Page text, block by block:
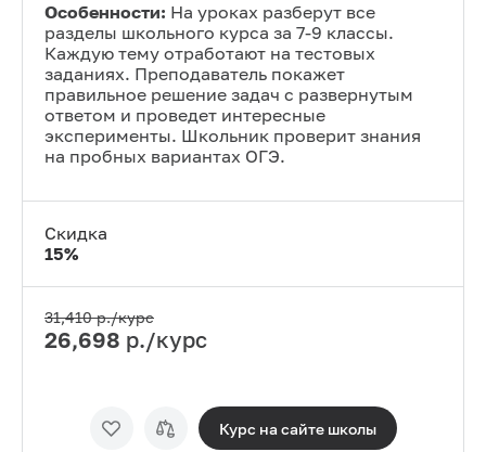
Особенности: На уроках разберут все
разделы школьного курса за 7-9 классы.
Каждую тему отработают на тестовых
заданиях. Преподаватель покажет
правильное решение задач с развернутым
ответом и проведет интересные
эксперименты. Школьник проверит знания
на пробных вариантах ОГЭ.
Скидка
15%
31,410р./курс
26,698 р./курс
Курс на сайте школы